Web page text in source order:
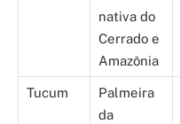
nativa do
Cerrado e
Amazônia
Tucum
Palmeira
da